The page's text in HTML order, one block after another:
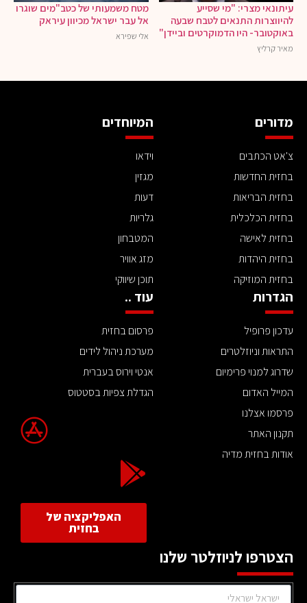
עיתונאי מצרי: "מי שסייע
להיווצרות התנאים לטבח שבעה
באוקטובר- היו הדמוקרטים וביידן"
מאיר קרליץ
מטח משמעותי של כטב"מים שוגרו
אל עבר ישראל מכיוון עיראק
אלי שפירא
מדורים
צ'אט הכתבים
בחזית החדשות
בחזית הבריאות
בחזית הכלכלית
בחזית לאישה
בחזית היהדות
בחזית המוזיקה
המיוחדים
וידאו
מגזין
דעות
גלריות
המטבחון
מזג אוויר
תוכן שיווקי
הגדרות
עדכון פרופיל
התראות וניוזלטרים
שדרוג למנוי פרימיום
המייל האדום
פרסמו אצלנו
תקנון האתר
אודות בחזית מדיה
עוד ..
פרסום בחזית
מערכת ניהול לידים
אנטי וירוס בעברית
הגדלת צפיות בסטטוס
האפליקציה של
בחזית
הצטרפו לניוזלטר שלנו